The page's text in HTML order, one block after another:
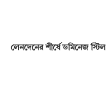
লেনদেনের শীর্ষে ডমিনেজ স্টিল